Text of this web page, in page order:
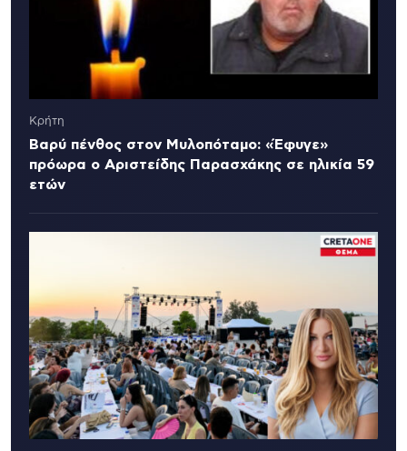
Κρήτη
Βαρύ πένθος στον Μυλοπόταμο: «Έφυγε»
πρόωρα ο Αριστείδης Παρασχάκης σε ηλικία 59
ετών